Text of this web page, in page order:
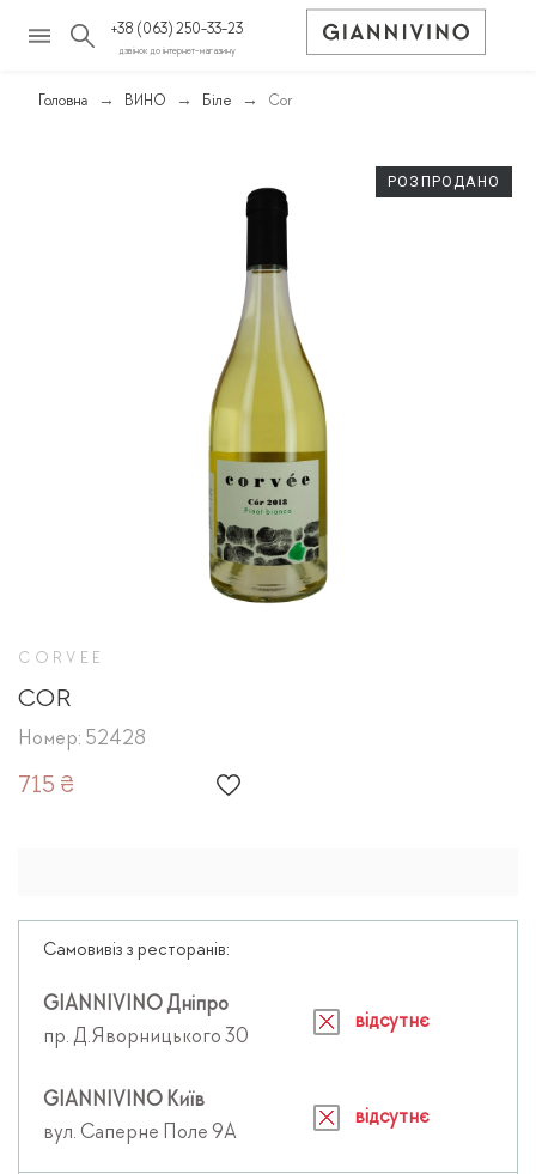
+38 (063) 250-33-23
дзвінок до інтернет-магазину
Головна ВИНО Біле Cor
РОЗПРОДАНО
CORVEE
COR
Номер: 52428
715 ₴
Самовивіз з ресторанів:
GIANNIVINO Дніпро
пр. Д.Яворницького 30
відсутнє
GIANNIVINO Київ
вул. Саперне Поле 9А
відсутнє